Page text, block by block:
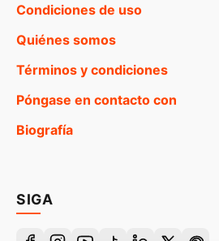
Condiciones de uso
Quiénes somos
Términos y condiciones
Póngase en contacto con
Biografía
SIGA